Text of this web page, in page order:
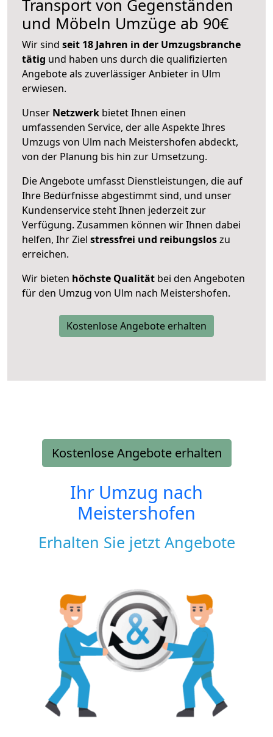
Transport von Gegenständen
und Möbeln Umzüge ab 90€
Wir sind seit 18 Jahren in der Umzugsbranche
tätig und haben uns durch die qualifizierten
Angebote als zuverlässiger Anbieter in Ulm
erwiesen.
Unser Netzwerk bietet Ihnen einen
umfassenden Service, der alle Aspekte Ihres
Umzugs von Ulm nach Meistershofen abdeckt,
von der Planung bis hin zur Umsetzung.
Die Angebote umfasst Dienstleistungen, die auf
Ihre Bedürfnisse abgestimmt sind, und unser
Kundenservice steht Ihnen jederzeit zur
Verfügung. Zusammen können wir Ihnen dabei
helfen, Ihr Ziel stressfrei und reibungsloszu
erreichen.
Wir bieten höchste Qualität bei den Angeboten
für den Umzug von Ulm nach Meistershofen.
Kostenlose Angebote erhalten
Kostenlose Angebote erhalten
Ihr Umzug nach
Meistershofen
Erhalten Sie jetzt Angebote